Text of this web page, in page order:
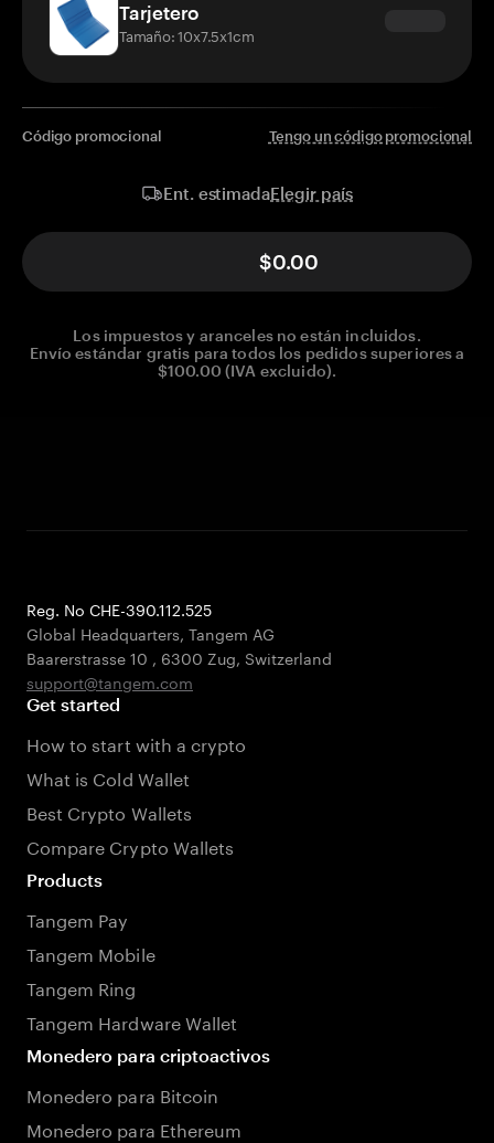
Tarjetero
Tamaño: 10x7.5x1cm
Código promocional Tengo un código promocional
Ent. estimadaElegir país
$0.00
Los impuestos y aranceles no están incluidos.
Envío estándar gratis para todos los pedidos superiores a
$100.00 (IVA excluido).
Reg. No CHE-390.112.525
Global Headquarters, Tangem AG
Baarerstrasse 10 , 6300 Zug, Switzerland
support@tangem.com
Get started
How to start with a crypto
What is Cold Wallet
Best Crypto Wallets
Compare Crypto Wallets
Products
Tangem Pay
Tangem Mobile
Tangem Ring
Tangem Hardware Wallet
Monedero para criptoactivos
Monedero para Bitcoin
Monedero para Ethereum